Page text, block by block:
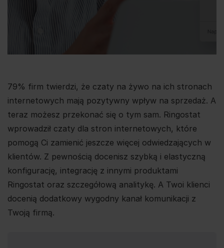
79% firm twierdzi, że czaty na żywo na ich stronach
internetowych mają pozytywny wpływ na sprzedaż. A
teraz możesz przekonać się o tym sam. Ringostat
wprowadził czaty dla stron internetowych, które
pomogą Ci zamienić jeszcze więcej odwiedzających w
klientów. Z pewnością docenisz szybką i elastyczną
konfigurację, integrację z innymi produktami
Ringostat oraz szczegółową analitykę. A Twoi klienci
docenią dodatkowy wygodny kanał komunikacji z
Twoją firmą.